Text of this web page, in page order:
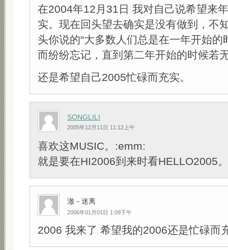
在2004年12月31日 我对自己说希望来
实。现在回头望去确实是没有做到，不
头你说的“大多数人们总是在一年开始的
而纷纷忘记，直到第二年开始的时候若
还是希望自己2005忙碌而充实。
SONGLILI
2005年12月11日 11:12上午
喜欢这MUSIC。:emm:
就是要在HI2006到来时看HELLO2005。
澈－迷离
2006年01月01日 1:09下午
2006 我来了 希望我的2006还是忙碌而